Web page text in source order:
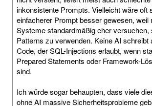
inkonsistente Prompts. Vielleicht wäre oft
einfacherer Prompt besser gewesen, weil
Systeme standardmäßig eher versuchen,
Patterns zu verwenden. Keine AI schreibt
Code, der SQL-Injections erlaubt, wenn
Prepared Statements oder Framework-
sind.
Ich würde sogar behaupten, dass viele
ohne AI massive Sicherheitsprobleme